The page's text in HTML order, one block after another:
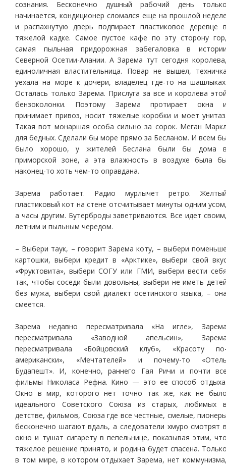
сознания. Бесконечно душный рабочий день
начинается, кондиционер сломался еще на прошлой
и распахнутую дверь подпирает пластиковое деревце
тяжелой кадке. Самое пустое кафе по эту сторону
самая пыльная придорожная забегаловка в
Северной Осетии-Алании. А Зарема тут сегодня
единоличная властительница. Повар не вышел,
уехала на море к дочери, владелец где-то на
Осталась только Зарема. Прислуга за все и королева
бензоколонки. Поэтому Зарема протирает окна
принимает привоз, носит тяжелые коробки и моет
Такая вот монаршая особа сильно за сорок. Меган
для бедных. Сделали бы море прямо за Бесланом. И всем
было хорошо, у жителей Беслана были бы дома
приморской зоне, а эта влажность в воздухе была
наконец-то хоть чем-то оправдана.
Зарема работает. Радио мурлычет ретро.
пластиковый кот на стене отсчитывает минуты одним
а часы другим. Бутерброды заветриваются. Все идет
летним и пыльным чередом.
– Выбери таук, – говорит Зарема коту, – выбери
картошки, выбери кредит в «Арктике», выбери свой
«Фруктовита», выбери СОГУ или ГМИ, выбери вести
так, чтобы соседи были довольны, выбери не иметь
без мужа, выбери свой диалект осетинского языка, –
смеется.
Зарема недавно пересматривала «На игле»,
пересматривала «Заводной апельсин»,
пересматривала «Бойцовский клуб», «Красоту
американски», «Мечтателей» и почему-то
Будапешт». И, конечно, раннего Гая Ричи и почти
фильмы Николаса Рефна. Кино — это ее способ
Окно в мир, которого нет точно так же, как не
идеального Советского Союза из старых, любимых
детстве, фильмов, Союза где все честные, смелые,
бесконечно шагают вдаль, а следователи хмуро смотрят
окно и тушат сигарету в пепельнице, показывая этим,
тяжелое решение принято, и родина будет спасена.
в том мире, в котором отдыхает Зарема, нет